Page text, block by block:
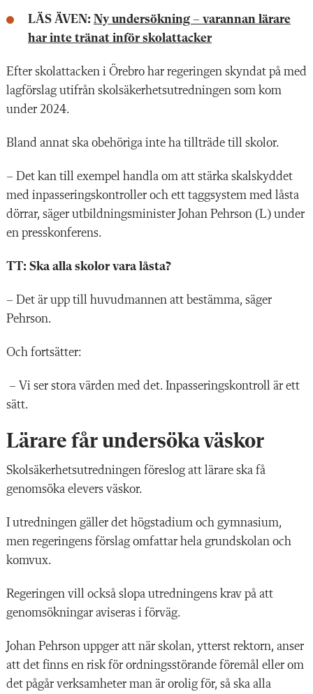
LÄS ÄVEN: Ny undersökning – varannan lärare
har inte tränat inför skolattacker
Efter skolattacken i Örebro har regeringen skyndat på med
lagförslag utifrån skolsäkerhetsutredningen som kom
under 2024.
Bland annat ska obehöriga inte ha tillträde till skolor.
– Det kan till exempel handla om att stärka skalskyddet
med inpasseringskontroller och ett taggsystem med låsta
dörrar, säger utbildningsminister Johan Pehrson (L) under
en presskonferens.
TT: Ska alla skolor vara låsta?
– Det är upp till huvudmannen att bestämma, säger
Pehrson.
Och fortsätter:
– Vi ser stora värden med det. Inpasseringskontroll är ett
sätt.
Lärare får undersöka väskor
Skolsäkerhetsutredningen föreslog att lärare ska få
genomsöka elevers väskor.
I utredningen gäller det högstadium och gymnasium,
men regeringens förslag omfattar hela grundskolan och
komvux.
Regeringen vill också slopa utredningens krav på att
genomsökningar aviseras i förväg.
Johan Pehrson uppger att när skolan, ytterst rektorn, anser
att det finns en risk för ordningsstörande föremål eller om
det pågår verksamheter man är orolig för, så ska alla